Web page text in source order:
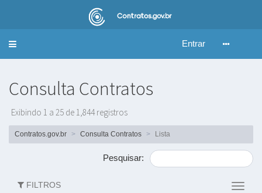
Alternar
Entrar
Consulta Contratos
Exibindo 1 a 25 de 1,844 registros
Contratos.gov.br Consulta Contratos Lista
Pesquisar:
FILTROS